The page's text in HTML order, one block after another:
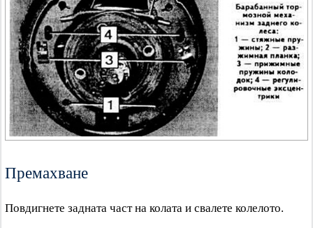
Премахване
Повдигнете задната част на колата и свалете колелото.